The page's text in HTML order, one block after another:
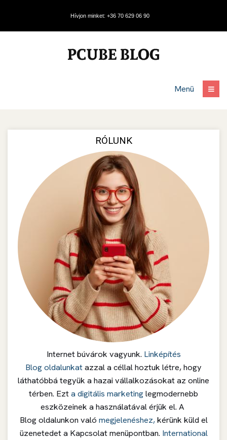
Hívjon minket: +36 70 629 06 90
Menü
RÓLUNK
Internet búvárok vagyunk. Linképítés
Blog oldalunkatazzal a céllal hoztuk létre, hogy
láthatóbbá tegyük a hazai vállalkozásokat az online
térben. Ezta digitális marketinglegmodernebb
eszközeinek a használatával érjük el. A
Blog oldalunkon való megjelenéshez,kérünk küld el
üzenetedet a Kapcsolat menüpontban. International